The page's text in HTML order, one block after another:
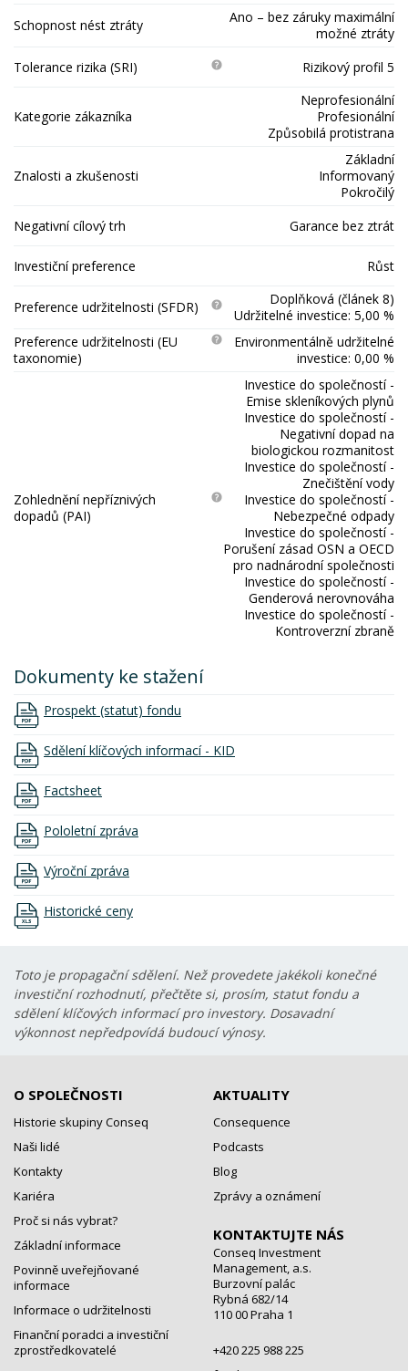
Schopnost nést ztráty
Ano – bez záruky maximální
možné ztráty
Tolerance rizika (SRI)
Rizikový profil 5
Kategorie zákazníka
Neprofesionální
Profesionální
Způsobilá protistrana
Znalosti a zkušenosti
Základní
Informovaný
Pokročilý
Negativní cílový trh
Garance bez ztrát
Investiční preference Růst
Preference udržitelnosti (SFDR)
Doplňková (článek 8)
Udržitelné investice: 5,00 %
Preference udržitelnosti (EU
taxonomie)
Environmentálně udržitelné
investice: 0,00 %
Zohlednění nepříznivých
dopadů (PAI)
Investice do společností -
Emise skleníkových plynů
Investice do společností -
Negativní dopad na
biologickou rozmanitost
Investice do společností -
Znečištění vody
Investice do společností -
Nebezpečné odpady
Investice do společností -
Porušení zásad OSN a OECD
pro nadnárodní společnosti
Investice do společností -
Genderová nerovnováha
Investice do společností -
Kontroverzní zbraně
Dokumenty ke stažení
Prospekt (statut) fondu
Sdělení klíčových informací - KID
Factsheet
Pololetní zpráva
Výroční zpráva
Historické ceny
Toto je propagační sdělení. Než provedete jakékoli konečné
investiční rozhodnutí, přečtěte si, prosím, statut fondu a
sdělení klíčových informací pro investory. Dosavadní
výkonnost nepředpovídá budoucí výnosy.
O SPOLEČNOSTI
Historie skupiny Conseq
Naši lidé
Kontakty
Kariéra
Proč si nás vybrat?
Základní informace
Povinně uveřejňované
informace
Informace o udržitelnosti
Finanční poradci a investiční
zprostředkovatelé
AKTUALITY
Consequence
Podcasts
Blog
Zprávy a oznámení
KONTAKTUJTE NÁS
Conseq Investment
Management, a.s.
Burzovní palác
Rybná 682/14
110 00 Praha 1
+420 225 988 225